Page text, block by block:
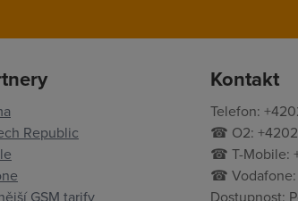
Republic
GSM tarify
Kontakt
Telefon:
☎ O2:
☎ T-Mobile:
☎ Vodafone:
Dostupnost: